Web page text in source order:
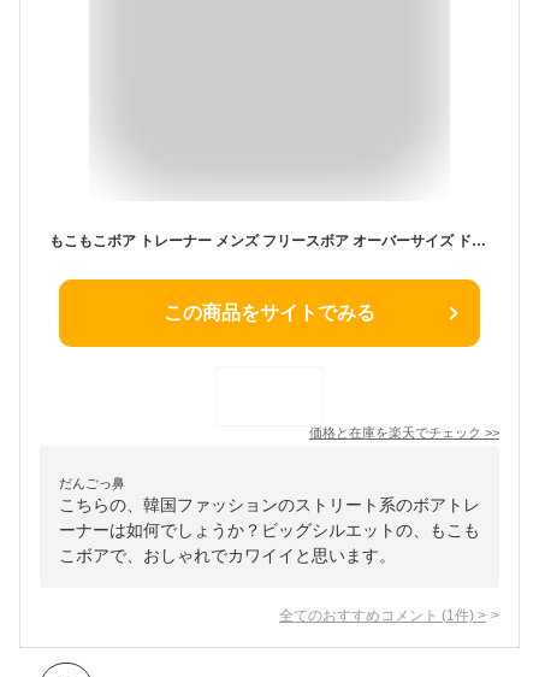
もこもこボア トレーナー メンズ フリースボア オーバーサイズ ドロップショルダー ビッグシルエット 秋冬 シャギーボア もこもこ あたたかい おしゃれ かわいい ユニセックス 無地 保温性 ストリート 韓国ファッション
この商品をサイトでみる
価格と在庫を楽天でチェック >>
だんごっ鼻
こちらの、韓国ファッションのストリート系のボアトレ
ーナーは如何でしょうか？ビッグシルエットの、もこも
こボアで、おしゃれでカワイイと思います。
全てのおすすめコメント (1 件) >